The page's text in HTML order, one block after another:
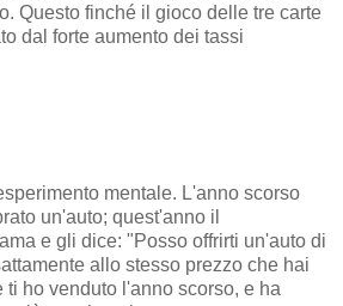
Questo finché il gioco delle tre carte
dal forte aumento dei tassi
mentale. L'anno scorso
un'auto; quest'anno il
e gli dice: "Posso offrirti un'auto di
allo stesso prezzo che hai
ti ho venduto l'anno scorso, e ha